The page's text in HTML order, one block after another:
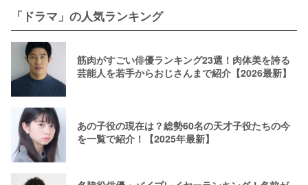
「ドラマ」の人気ランキング
筋肉がすごい俳優ランキング23選！肉体美を誇る
芸能人を若手からおじさんまで紹介【2026最新】
あの子役の現在は？総勢60名の天才子役たちの今
を一覧で紹介！【2025年最新】